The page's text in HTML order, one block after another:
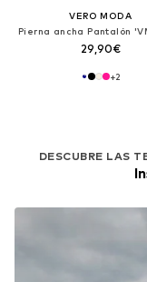
VERO MODA
Pierna ancha Pantalón
29,90€
+2
DESCUBRE LAS